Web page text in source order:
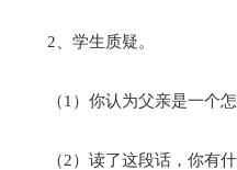
2、学生质疑。
（1）你认为父亲是一个
（2）读了这段话，你有